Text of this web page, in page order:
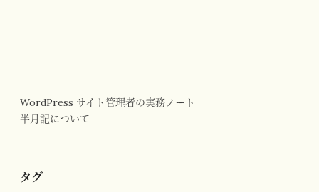
WordPress サイト管理者の実務ノート
半月記について
タグ